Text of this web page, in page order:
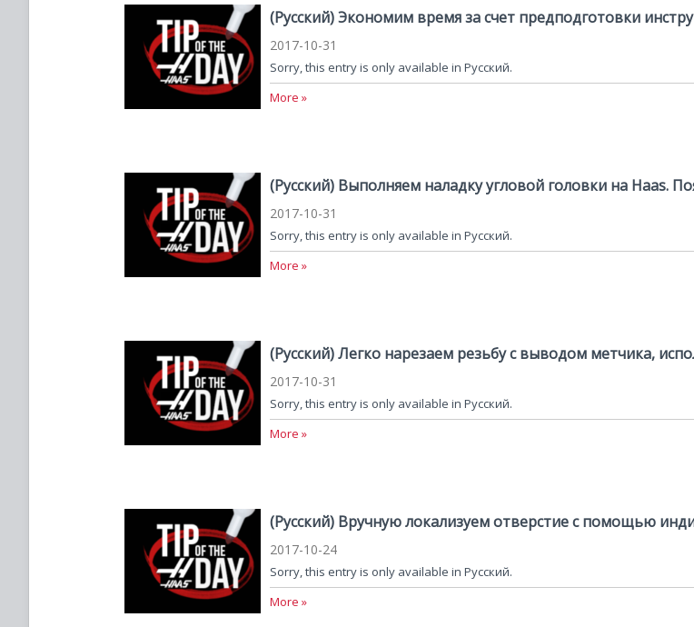
(Русский) Экономим время за счет предподготовки
2017-10-31
Sorry, this entry is only available in Русский.
More »
(Русский) Выполняем наладку угловой головки на Haas.
2017-10-31
Sorry, this entry is only available in Русский.
More »
(Русский) Легко нарезаем резьбу с выводом метчика,
2017-10-31
Sorry, this entry is only available in Русский.
More »
(Русский) Вручную локализуем отверстие с помощью
2017-10-24
Sorry, this entry is only available in Русский.
More »